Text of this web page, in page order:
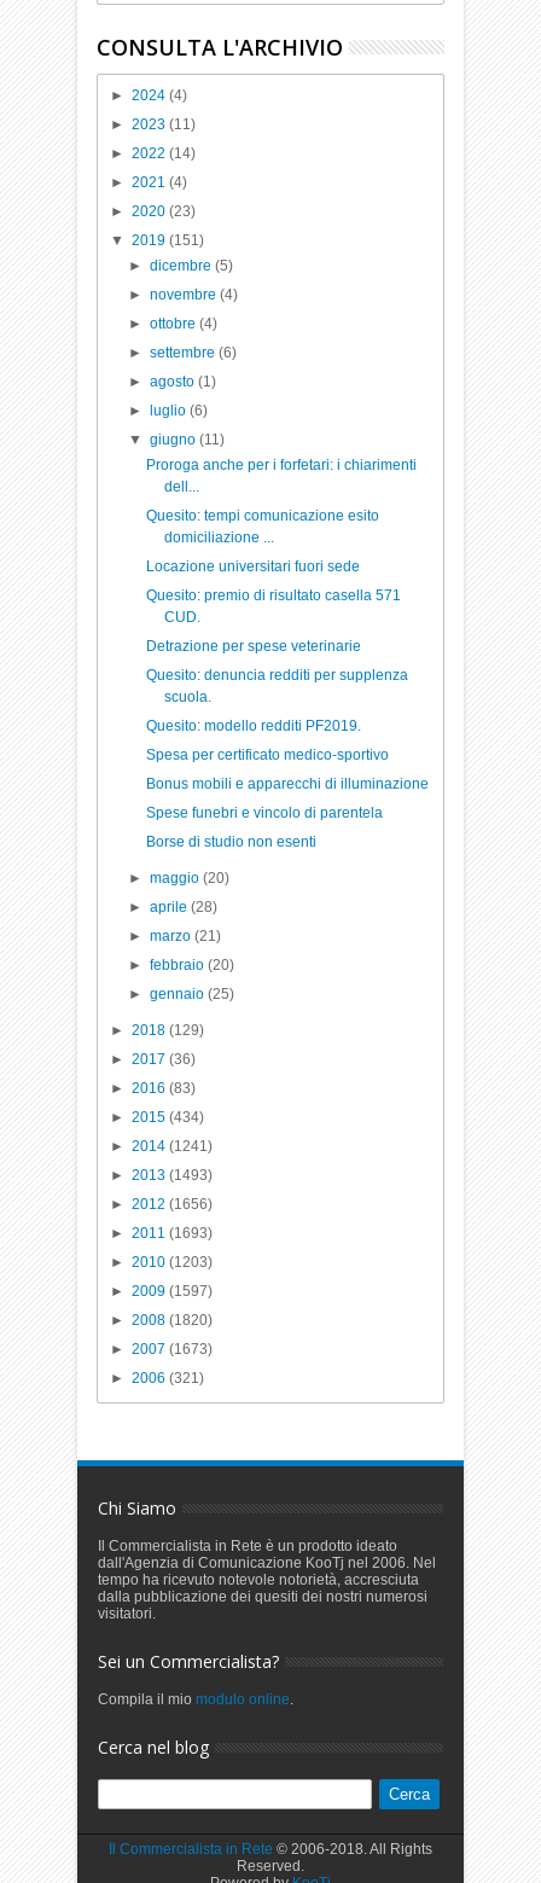
CONSULTA L'ARCHIVIO
►2024(4)
►2023(11)
►2022(14)
►2021(4)
►2020(23)
▼2019(151)
► dicembre (5)
► novembre (4)
► ottobre (4)
► settembre (6)
► agosto (1)
►
luglio (6)
▼ giugno (11)
Proroga anche per i forfetari: i chiarimenti
dell...
Quesito: tempi comunicazione esito
domiciliazione ...
Locazione universitari fuori sede
Quesito: premio di risultato casella 571
CUD.
Detrazione per spese veterinarie
Quesito: denuncia redditi per supplenza
scuola.
Quesito: modello redditi PF2019.
Spesa per certificato medico-sportivo
Bonus mobili e apparecchi di illuminazione
Spese funebri e vincolo di parentela
Borse di studio non esenti
► maggio (20)
► aprile (28)
► marzo (21)
► febbraio (20)
► gennaio (25)
►2018(129)
►2017(36)
►2016(83)
►2015(434)
►2014(1241)
►2013(1493)
►2012(1656)
►2011(1693)
►2010(1203)
►2009(1597)
►2008(1820)
►2007(1673)
►2006(321)
Chi Siamo
Il Commercialista in Rete è un prodotto ideato
dall'Agenzia di Comunicazione KooTj nel 2006. Nel
tempo ha ricevuto notevole notorietà, accresciuta
dalla pubblicazione dei quesiti dei nostri numerosi
visitatori.
Sei un Commercialista?
Compila il mio modulo online.
Cerca nel blog
Il Commercialista in Rete © 2006-2018. All Rights
Reserved.